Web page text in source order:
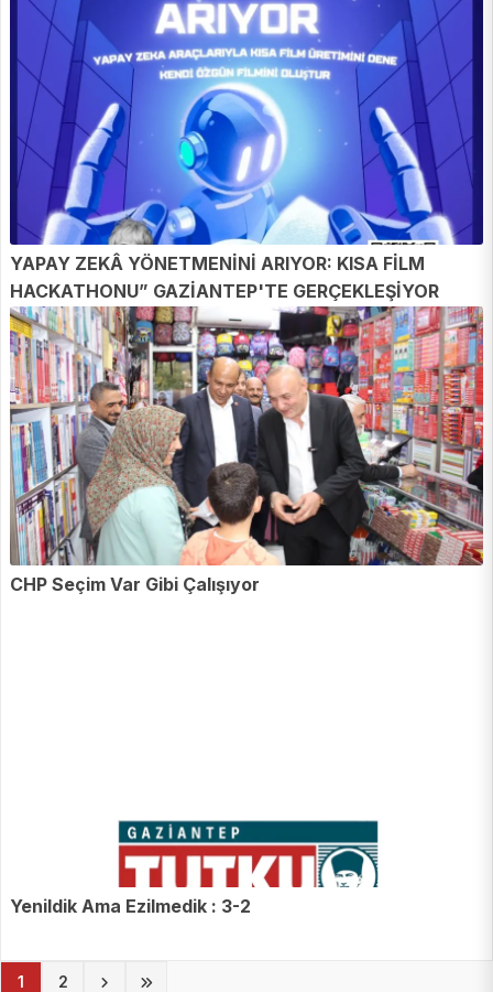
YAPAY ZEKÂ YÖNETMENİNİ ARIYOR: KISA FİLM
HACKATHONU” GAZİANTEP'TE GERÇEKLEŞİYOR
CHP Seçim Var Gibi Çalışıyor
Yenildik Ama Ezilmedik : 3-2
1 (current)
2